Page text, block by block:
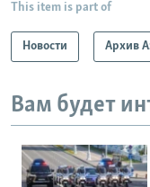
This item is part of
Новости Архив
Вам будет